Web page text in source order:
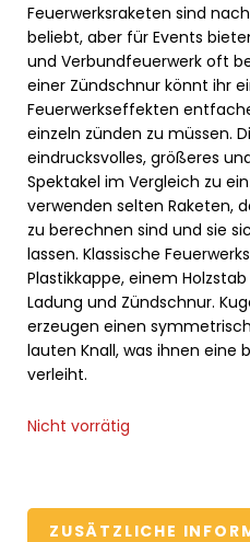
Feuerwerksraketen sind
beliebt, aber für Events
und Verbundfeuerwerk oft
einer Zündschnur könnt ihr
Feuerwerkseffekten
einzeln zünden zu müssen.
eindrucksvolles, größeres
Spektakel im Vergleich zu
verwenden selten Raketen,
zu berechnen sind und sie
lassen. Klassische
Plastikkappe, einem
Ladung und Zündschnur.
erzeugen einen
lauten Knall, was ihnen eine
verleiht.
Nicht vorrätig
ZUSÄTZLICHE